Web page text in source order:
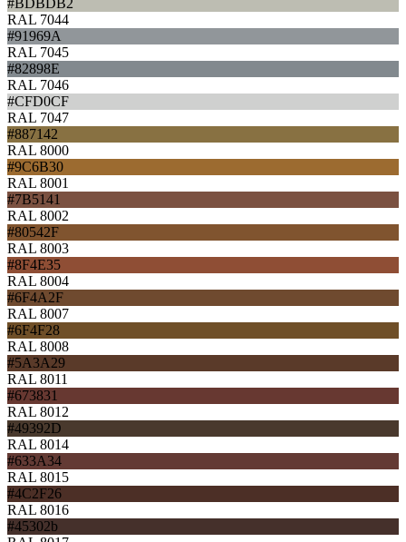
RAL 7044
#91969A
RAL 7045
#82898E
RAL 7046
#CFD0CF
RAL 7047
#887142
RAL 8000
#9C6B30
RAL 8001
#7B5141
RAL 8002
#80542F
RAL 8003
#8F4E35
RAL 8004
#6F4A2F
RAL 8007
#6F4F28
RAL 8008
#5A3A29
RAL 8011
#673831
RAL 8012
#49392D
RAL 8014
#633A34
RAL 8015
#4C2F26
RAL 8016
#45302b